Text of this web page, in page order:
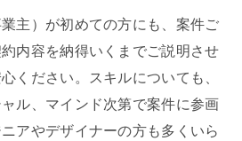
主）が初めての方にも、案件ご
内容を納得いくまでご説明させ
ください。スキルについても、
ル、マインド次第で案件に参画
アやデザイナーの方も多くいら